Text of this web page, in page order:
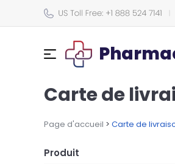
Carte de
Page d'accueil > Carte de
Produit